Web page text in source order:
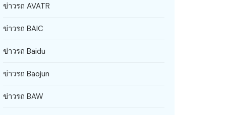
ข่าวรถ AVATR
ข่าวรถ BAIC
ข่าวรถ Baidu
ข่าวรถ Baojun
ข่าวรถ BAW